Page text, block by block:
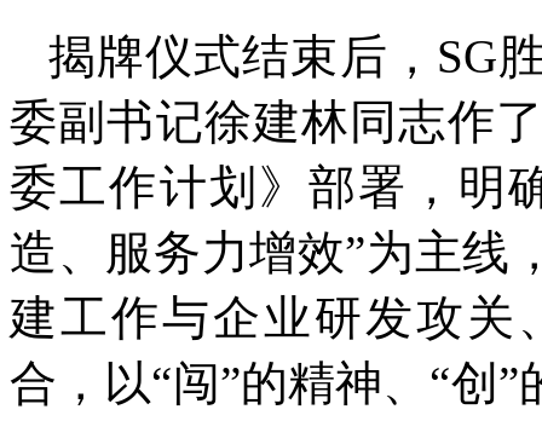
揭牌仪式结束后，SG
委副书记徐建林同志作
委工作计划》部署，明
造、服务力增效”为主线
建工作与企业研发攻关
合，以“闯”的精神、“创